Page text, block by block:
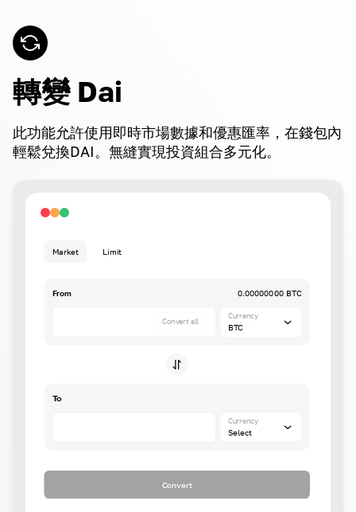
轉變 Dai
此功能允許使用即時市場數據和優惠匯率，在錢包內
輕鬆兌換DAI。無縫實現投資組合多元化。
Market Limit
From 0.00000000 BTC
Convert all
Currency
BTC
To
Currency
Select
Convert